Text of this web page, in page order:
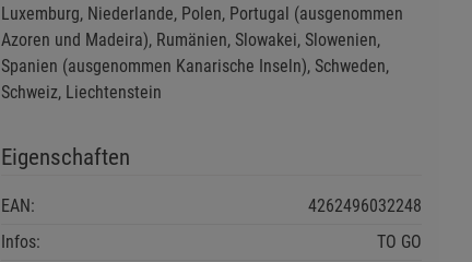
Luxemburg, Niederlande, Polen, Portugal (ausgenommen
Azoren und Madeira), Rumänien, Slowakei, Slowenien,
Spanien (ausgenommen Kanarische Inseln), Schweden,
Schweiz, Liechtenstein
Eigenschaften
EAN:
4262496032248
Infos:
TO GO